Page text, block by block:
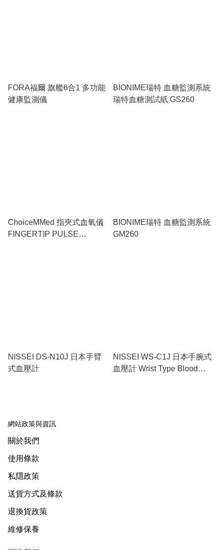
FORA福爾 旗艦6合1 多功能
健康監測儀
BIONIME瑞特 血糖監測系統
瑞特血糖測試紙 GS260
ChoiceMMed 指夾式血氧儀
FINGERTIP PULSE
BIONIME瑞特 血糖監測系統
GM260
NISSEI DS-N10J 日本手臂
式血壓計
NISSEI WS-C1J 日本手腕式
血壓計 Wrist Type Blood
網站政策與資訊
關於我們
使用條款
私隱政策
送貨方式及條款
退換貨政策
維修保養